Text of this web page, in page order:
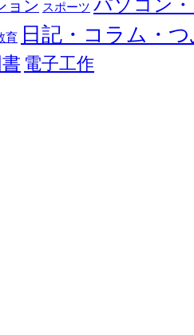
ョン スポーツ パソコン
育 日記・コラム・
電子工作